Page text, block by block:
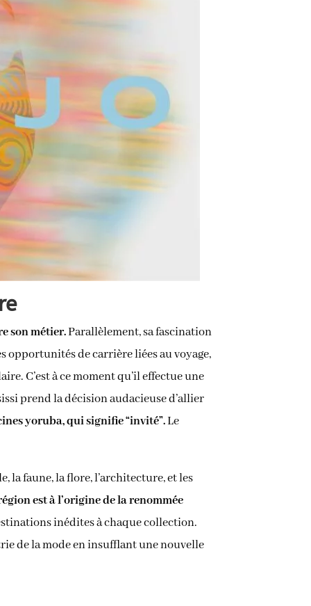
son métier.Parallèlement, sa fascination
opportunités de carrière liées au voyage,
C’est à ce moment qu’il effectue une
prend la décision audacieuse d’allier
yoruba, qui signifie “invité”.Le
faune, la flore, l’architecture, et les
est à l’origine de la renommée
inédites à chaque collection.
de la mode en insufflant une nouvelle